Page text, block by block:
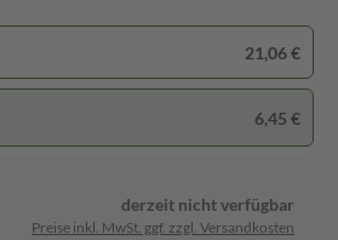
21,06 €
6,45 €
derzeit nicht verfügbar
Preise inkl. MwSt. ggf. zzgl. Versandkosten